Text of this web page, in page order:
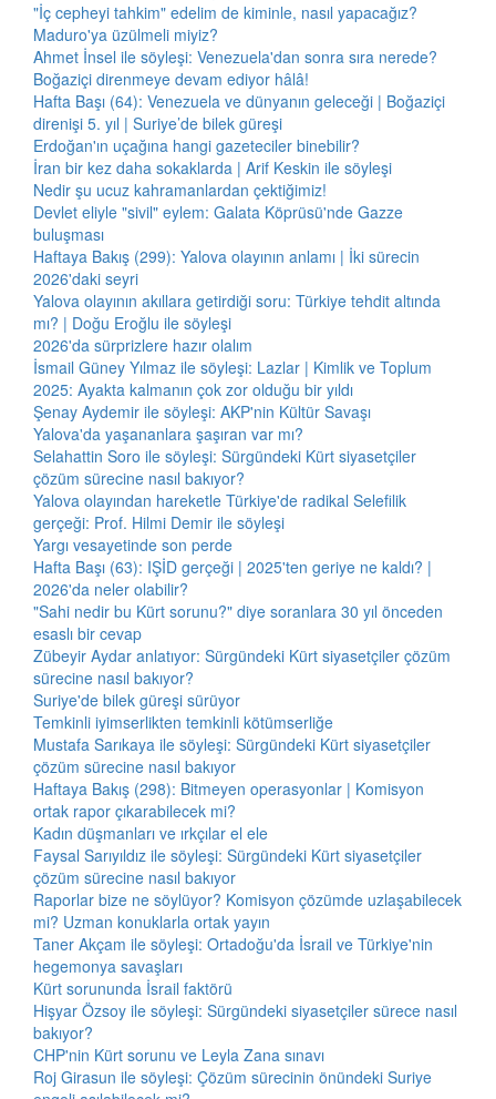
"İç cepheyi tahkim" edelim de kiminle, nasıl yapacağız?
Maduro'ya üzülmeli miyiz?
Ahmet İnsel ile söyleşi: Venezuela'dan sonra sıra nerede?
Boğaziçi direnmeye devam ediyor hâlâ!
Hafta Başı (64): Venezuela ve dünyanın geleceği | Boğaziçi
direnişi 5. yıl | Suriye’de bilek güreşi
Erdoğan'ın uçağına hangi gazeteciler binebilir?
İran bir kez daha sokaklarda | Arif Keskin ile söyleşi
Nedir şu ucuz kahramanlardan çektiğimiz!
Devlet eliyle "sivil" eylem: Galata Köprüsü'nde Gazze
buluşması
Haftaya Bakış (299): Yalova olayının anlamı | İki sürecin
2026'daki seyri
Yalova olayının akıllara getirdiği soru: Türkiye tehdit altında
mı? | Doğu Eroğlu ile söyleşi
2026'da sürprizlere hazır olalım
İsmail Güney Yılmaz ile söyleşi: Lazlar | Kimlik ve Toplum
2025: Ayakta kalmanın çok zor olduğu bir yıldı
Şenay Aydemir ile söyleşi: AKP'nin Kültür Savaşı
Yalova'da yaşananlara şaşıran var mı?
Selahattin Soro ile söyleşi: Sürgündeki Kürt siyasetçiler
çözüm sürecine nasıl bakıyor?
Yalova olayından hareketle Türkiye'de radikal Selefilik
gerçeği: Prof. Hilmi Demir ile söyleşi
Yargı vesayetinde son perde
Hafta Başı (63): IŞİD gerçeği | 2025'ten geriye ne kaldı? |
2026'da neler olabilir?
"Sahi nedir bu Kürt sorunu?" diye soranlara 30 yıl önceden
esaslı bir cevap
Zübeyir Aydar anlatıyor: Sürgündeki Kürt siyasetçiler çözüm
sürecine nasıl bakıyor?
Suriye'de bilek güreşi sürüyor
Temkinli iyimserlikten temkinli kötümserliğe
Mustafa Sarıkaya ile söyleşi: Sürgündeki Kürt siyasetçiler
çözüm sürecine nasıl bakıyor
Haftaya Bakış (298): Bitmeyen operasyonlar | Komisyon
ortak rapor çıkarabilecek mi?
Kadın düşmanları ve ırkçılar el ele
Faysal Sarıyıldız ile söyleşi: Sürgündeki Kürt siyasetçiler
çözüm sürecine nasıl bakıyor
Raporlar bize ne söylüyor? Komisyon çözümde uzlaşabilecek
mi? Uzman konuklarla ortak yayın
Taner Akçam ile söyleşi: Ortadoğu'da İsrail ve Türkiye'nin
hegemonya savaşları
Kürt sorununda İsrail faktörü
Hişyar Özsoy ile söyleşi: Sürgündeki siyasetçiler sürece nasıl
bakıyor?
CHP'nin Kürt sorunu ve Leyla Zana sınavı
Roj Girasun ile söyleşi: Çözüm sürecinin önündeki Suriye